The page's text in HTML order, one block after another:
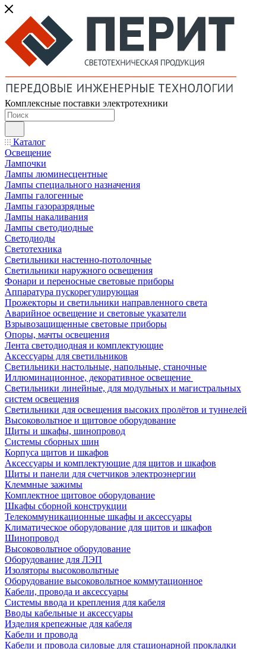
Комплексные поставки электротехники
Каталог
Освещение
Лампочки
Лампы люминесцентные
Лампы специального назначения
Лампы галогенные
Лампы газоразрядные
Лампы накаливания
Лампы светодиодные
Светодиоды
Светотехника
Светильники настенно-потолочные
Светильники наружного освещения
Фонари и переносные световые приборы
Аппаратура пускорегулирующая
Прожекторы и светильники направленного света
Аварийное освещение и световые указатели
Взрывозащищенные световые приборы
Опоры, мачты освещения
Лента светодиодная и комплектующие
Аксессуары для светильников
Светильники настольные, напольные, станочные
Иллюминационное, декоративное освещение
Светильники линейные, для модульных и магистральных
систем освещения
Светильники для освещения высоких пролётов и туннелей
Высоковольтное и щитовое оборудование
Щиты и шкафы, шинопровод
Системы сборных шин
Корпуса щитов и шкафов
Аксессуары и комплектующие для щитов и шкафов
Щиты и панели для счетчиков электроэнергии
Клеммные зажимы
Комплектное щитовое оборудование
Шкафы сборной конструкции
Телекоммуникационные шкафы и аксессуары
Климатическое оборудование для щитов и шкафов
Шинопровод
Высоковольтное оборудование
Оборудование для ЛЭП
Изоляторы высоковольтные
Оборудование высоковольтное коммутационное
Кабели, провода и аксессуары
Системы ввода и крепления для кабеля
Вводы кабельные и аксессуары
Изделия крепежные для кабеля
Кабели и провода
Кабели и провода силовые для стационарной прокладки